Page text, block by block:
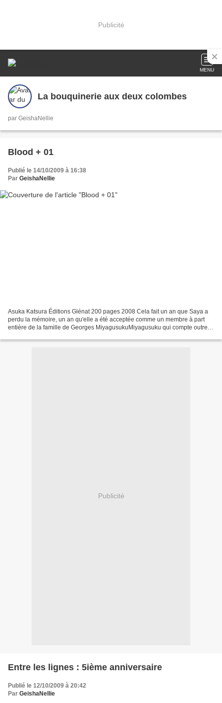
Publicité
MENU
La bouquinerie aux deux colombes
par GeishaNellie
Blood + 01
Publié le 14/10/2009 à 16:38
Par GeishaNellie
Asuka Katsura Éditions Glénat 200 pages 2008 Cela fait un an que Saya a
perdu la mémoire, un an qu'elle a été acceptée comme un membre à part
entière de la famille de Georges MiyagusukuMiyagusuku qui compte outre
Publicité
Entre les lignes : 5ième anniversaire
Publié le 12/10/2009 à 20:42
Par GeishaNellie